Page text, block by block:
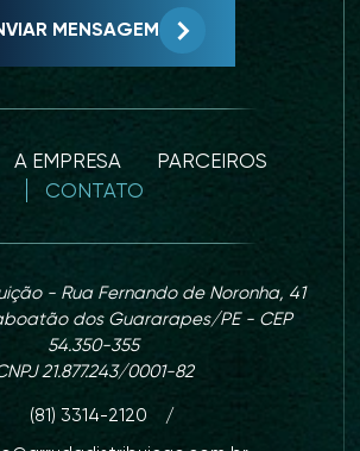
MENSAGEM
A EMPRESA
PARCEIROS
CONTATO
- Rua Fernando de Noronha, 41
dos Guararapes/PE - CEP
54.350-355
21.877.243/0001-82
(81) 3314-2120
/